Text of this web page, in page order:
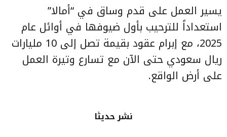
يسير العمل على قدم وساق في “أمالا”
استعداداً للترحيب بأول ضيوفها في أوائل عام
2025، مع إبرام عقود بقيمة تصل إلى 10 مليارات
ريال سعودي حتى الآن مع تسارع وتيرة العمل
على أرض الواقع.
نشر حديثا